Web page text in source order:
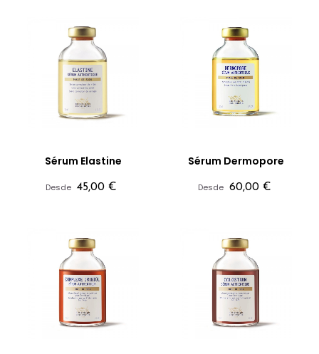
Sérum Elastine
Desde Precio
45,00 €
Sérum Dermopore
Desde Precio
60,00 €